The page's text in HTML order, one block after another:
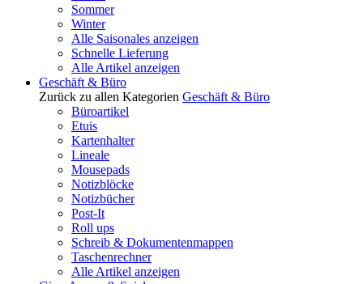
Sommer
Winter
Alle Saisonales anzeigen
Schnelle Lieferung
Alle Artikel anzeigen
Geschäft & Büro
Zurück zu allen Kategorien Geschäft & Büro
Büroartikel
Etuis
Kartenhalter
Lineale
Mousepads
Notizblöcke
Notizbücher
Post-It
Roll ups
Schreib & Dokumentenmappen
Taschenrechner
Alle Artikel anzeigen